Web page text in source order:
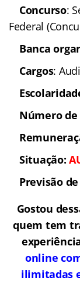
Concurso:
Federal
Banca
Cargos:
Número de
Situação:
Previsão
Gostou
quem tem
online
ilimitadas